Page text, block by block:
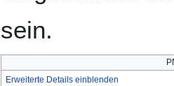
sein.
Erweiterte Details einblenden